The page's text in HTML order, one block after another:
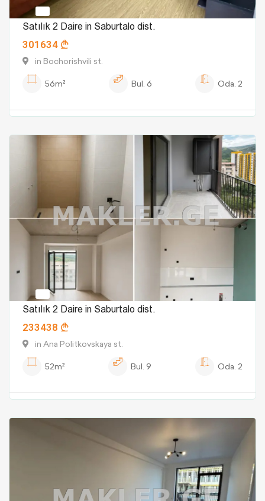
Satılık 2 Daire in Saburtalo dist.
301634
in Bochorishvili st.
56m²
Bul. 6 Oda. 2
Satılık 2 Daire in Saburtalo dist.
233438
in Ana Politkovskaya st.
52m²
Bul. 9 Oda. 2